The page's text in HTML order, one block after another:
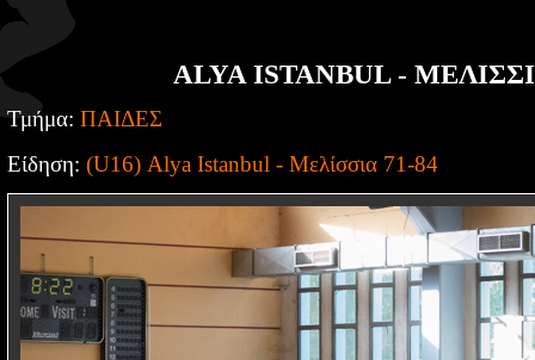
ALYA ISTANBUL -
Τμήμα: ΠΑΙΔΕΣ
Είδηση: (U16) Alya Istanbul - Μελίσσια 71-84